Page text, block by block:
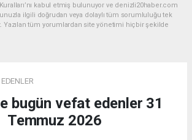
kabul etmiş bulunuyor ve denizli20haber.com
ilgili doğrudan veya dolaylı tüm sorumluluğu tek
Yazılan tüm yorumlardan site yönetimi hiçbir şekilde
bugün vefat edenler 31
Temmuz 2026